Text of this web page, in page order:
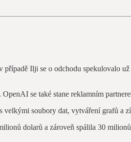
případě Ilji se o odchodu spekulovalo
se také stane reklamním
velkými soubory dat, vytváření grafů a
dolarů a zároveň spálila 30